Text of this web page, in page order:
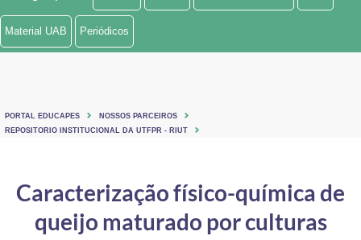
Ministério de Minas e Energia
Ministério do Turismo
Controladoria-Geral da União
Ministério da Mulher, da Família e dos Direitos Humanos
Material UAB Periódicos
PORTAL EDUCAPES
NOSSOS PARCEIROS
REPOSITORIO INSTITUCIONAL DA UTFPR - RIUT
Caracterização físico-química de
queijo maturado por culturas